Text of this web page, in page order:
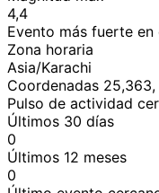
4,4
Evento más fuerte
Zona horaria
Asia/Karachi
Coordenadas 25,363,
Pulso de actividad
Últimos 30 días
0
Últimos 12 meses
0